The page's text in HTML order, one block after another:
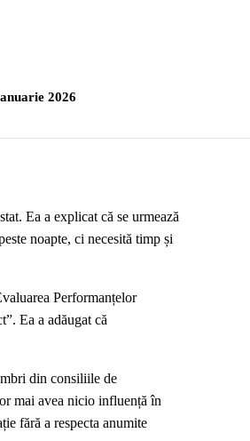
2026
Ea a explicat că se urmează
noapte, ci necesită timp și
Performanțelor
Ea a adăugat că
din consiliile de
mai avea nicio influență în
fără a respecta anumite